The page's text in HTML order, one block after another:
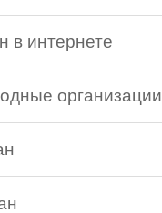
в интернете
организации